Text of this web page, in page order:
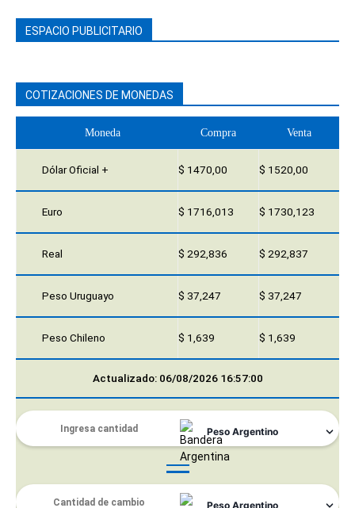
ESPACIO PUBLICITARIO
COTIZACIONES DE MONEDAS
Moneda Compra Venta
Dólar Oficial + $ 1470,00 $ 1520,00
Euro $ 1716,013 $ 1730,123
Real $ 292,836 $ 292,837
Peso Uruguayo $ 37,247 $ 37,247
Peso Chileno $ 1,639 $ 1,639
Actualizado: 06/08/2026 16:57:00